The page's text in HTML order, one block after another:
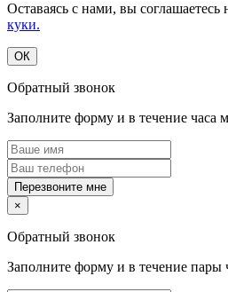
Оставаясь с нами, вы соглашаетесь
куки.
ОК
Обратный звонок
Заполните форму и в течение часа
Перезвоните мне
×
Обратный звонок
Заполните форму и в течение